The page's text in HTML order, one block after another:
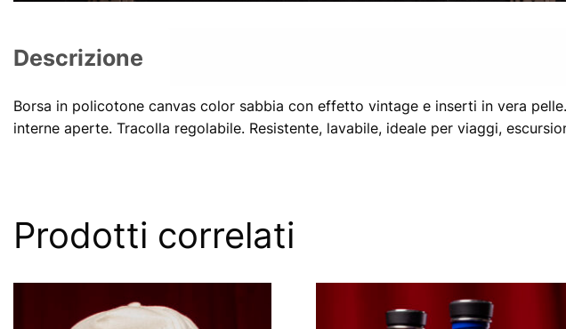
Descrizione
Borsa in policotone canvas color sabbia con effetto vintage e inserti in vera
interne aperte. Tracolla regolabile. Resistente, lavabile, ideale per viaggi,
Prodotti correlati